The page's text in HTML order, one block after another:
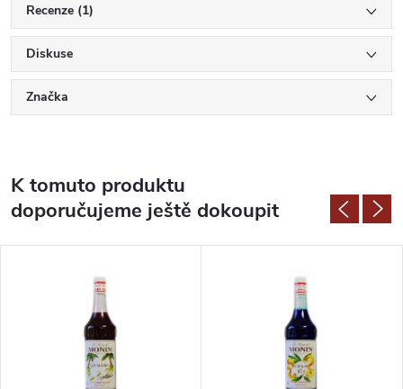
Recenze (1)
Diskuse
Značka
K tomuto produktu
doporučujeme ještě dokoupit